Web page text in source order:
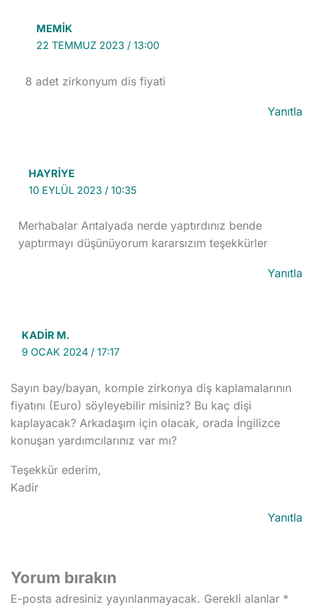
MEMIK
22 TEMMUZ 2023 / 13:00
8 adet zirkonyum dis fiyati
Yanıtla
HAYRIYE
10 EYLÜL 2023 / 10:35
Merhabalar Antalyada nerde yaptırdınız bende
yaptırmayı düşünüyorum kararsızım teşekkürler
Yanıtla
KADIR M.
9 OCAK 2024 / 17:17
Sayın bay/bayan, komple zirkonya diş kaplamalarının
fiyatını (Euro) söyleyebilir misiniz? Bu kaç dişi
kaplayacak? Arkadaşım için olacak, orada İngilizce
konuşan yardımcılarınız var mı?
Teşekkür ederim,
Kadir
Yanıtla
Yorum bırakın
E-posta adresiniz yayınlanmayacak. Gerekli alanlar *